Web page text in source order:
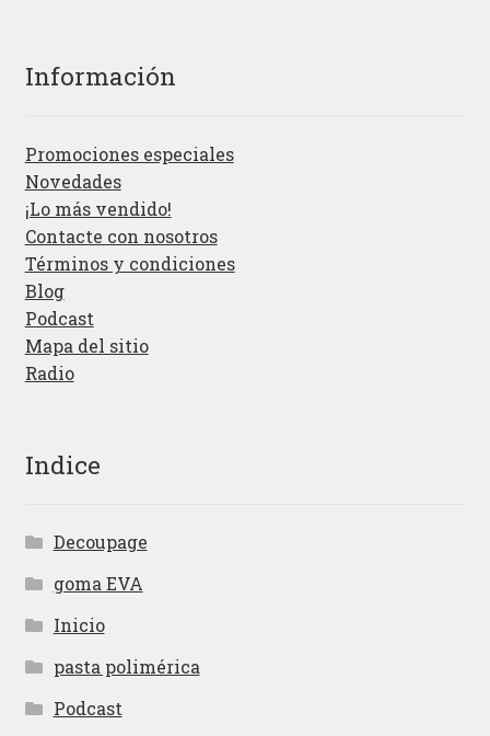
Información
Promociones especiales
Novedades
¡Lo más vendido!
Contacte con nosotros
Términos y condiciones
Blog
Podcast
Mapa del sitio
Radio
Indice
Decoupage
goma EVA
Inicio
pasta polimérica
Podcast